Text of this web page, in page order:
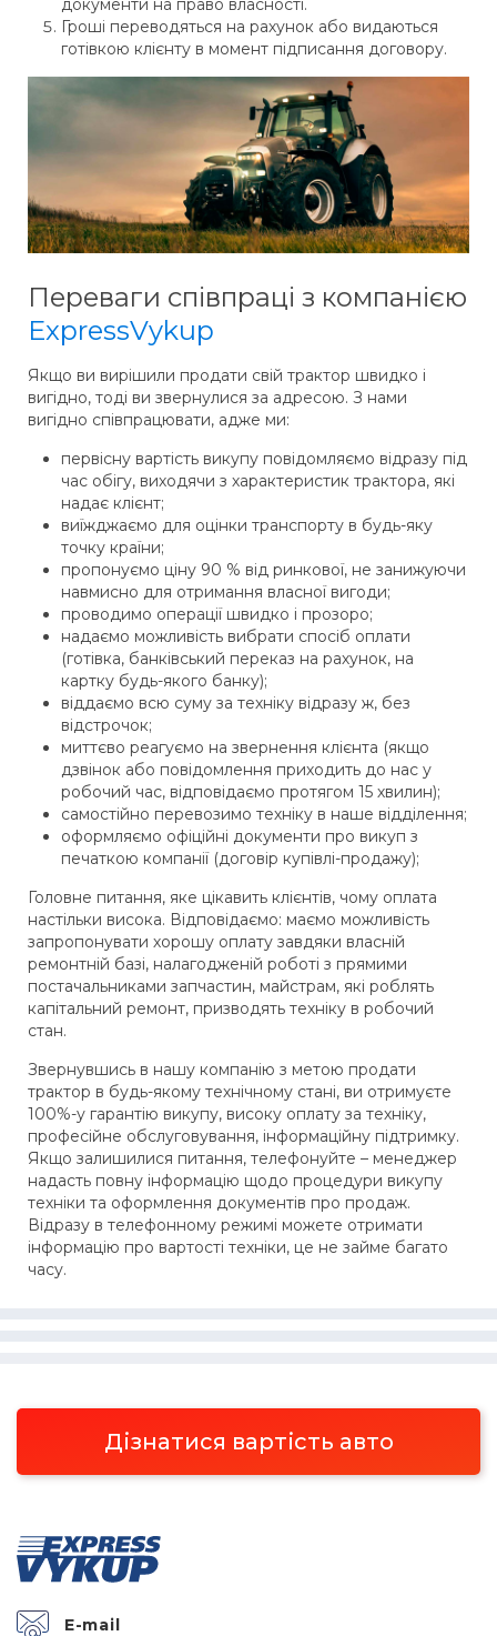
документи на право власності.
Гроші переводяться на рахунок або видаються
готівкою клієнту в момент підписання договору.
Переваги співпраці з компанією
ExpressVykup
Якщо ви вирішили продати свій трактор швидко і
вигідно, тоді ви звернулися за адресою. З нами
вигідно співпрацювати, адже ми:
первісну вартість викупу повідомляємо відразу під
час обігу, виходячи з характеристик трактора, які
надає клієнт;
виїжджаємо для оцінки транспорту в будь-яку
точку країни;
пропонуємо ціну 90 % від ринкової, не занижуючи
навмисно для отримання власної вигоди;
проводимо операції швидко і прозоро;
надаємо можливість вибрати спосіб оплати
(готівка, банківський переказ на рахунок, на
картку будь-якого банку);
віддаємо всю суму за техніку відразу ж, без
відстрочок;
миттєво реагуємо на звернення клієнта (якщо
дзвінок або повідомлення приходить до нас у
робочий час, відповідаємо протягом 15 хвилин);
самостійно перевозимо техніку в наше відділення;
оформляємо офіційні документи про викуп з
печаткою компанії (договір купівлі-продажу);
Головне питання, яке цікавить клієнтів, чому оплата
настільки висока. Відповідаємо: маємо можливість
запропонувати хорошу оплату завдяки власній
ремонтній базі, налагодженій роботі з прямими
постачальниками запчастин, майстрам, які роблять
капітальний ремонт, призводять техніку в робочий
стан.
Звернувшись в нашу компанію з метою продати
трактор в будь-якому технічному стані, ви отримуєте
100%-у гарантію викупу, високу оплату за техніку,
професійне обслуговування, інформаційну підтримку.
Якщо залишилися питання, телефонуйте – менеджер
надасть повну інформацію щодо процедури викупу
техніки та оформлення документів про продаж.
Відразу в телефонному режимі можете отримати
інформацію про вартості техніки, це не займе багато
часу.
Дізнатися вартість авто
E-mail